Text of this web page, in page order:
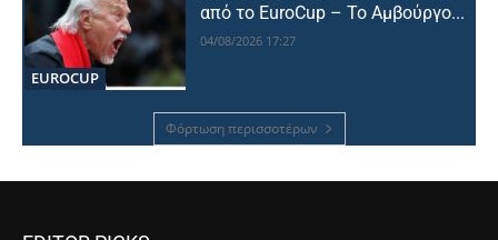
EUROCUP
από το EuroCup – Το Αμβούργο...
04/08/2026 17:27
Φόρτωση περισσοτέρων